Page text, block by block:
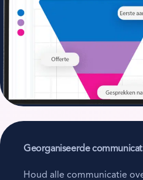
Georganiseerde
Houd alle communicatie